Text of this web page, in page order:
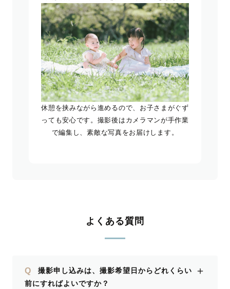
休憩を挟みながら進めるので、お子さまがぐず
っても安心です。撮影後はカメラマンが手作業
で編集し、素敵な写真をお届けします。
よくある質問
Q
撮影申し込みは、撮影希望日からどれくらい
前にすればよいですか？
＋